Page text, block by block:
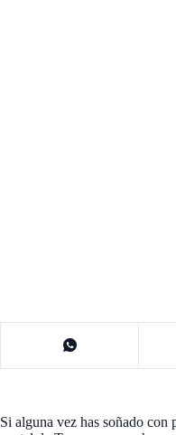
Si alguna vez has soñado con